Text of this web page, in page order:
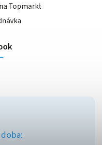
Topmarkt